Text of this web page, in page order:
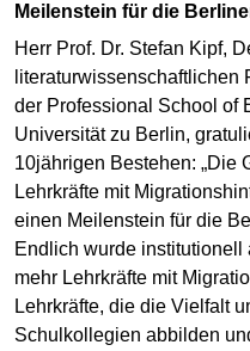
Meilenstein für die
Herr Prof. Dr. Stefan Kipf,
literaturwissenschaftlichen
der Professional School of
Universität zu Berlin,
10jährigen Bestehen: „Die
Lehrkräfte mit
einen Meilenstein für die
Endlich wurde institutionell
mehr Lehrkräfte mit
Lehrkräfte, die die Vielfalt
Schulkollegien abbilden